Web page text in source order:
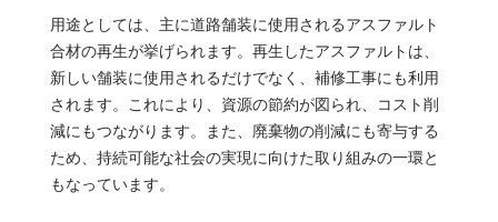
用途としては、主に道路舗装に使用されるアスファルト
合材の再生が挙げられます。再生したアスファルトは、
新しい舗装に使用されるだけでなく、補修工事にも利用
されます。これにより、資源の節約が図られ、コスト削
減にもつながります。また、廃棄物の削減にも寄与する
ため、持続可能な社会の実現に向けた取り組みの一環と
もなっています。